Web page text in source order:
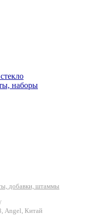
наборы
добавки, штаммы
/
Angel, Китай